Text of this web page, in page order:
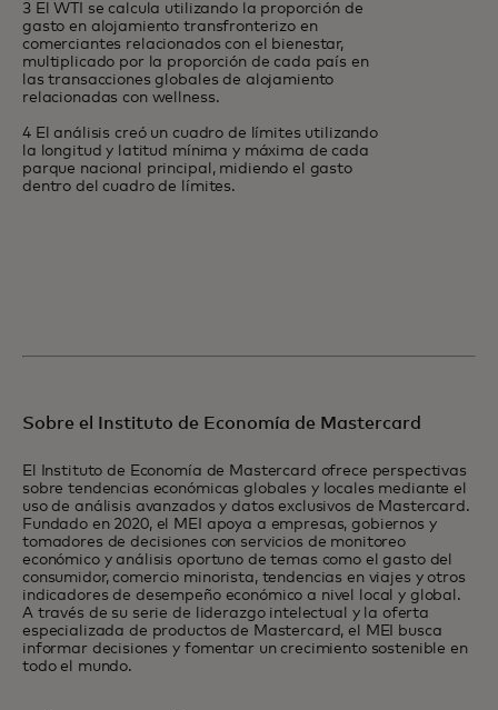
3 El WTI se calcula utilizando la proporción de
gasto en alojamiento transfronterizo en
comerciantes relacionados con el bienestar,
multiplicado por la proporción de cada país en
las transacciones globales de alojamiento
relacionadas con wellness.
4 El análisis creó un cuadro de límites utilizando
la longitud y latitud mínima y máxima de cada
parque nacional principal, midiendo el gasto
dentro del cuadro de límites.
Sobre el Instituto de Economía de Mastercard
El Instituto de Economía de Mastercard ofrece perspectivas
sobre tendencias económicas globales y locales mediante el
uso de análisis avanzados y datos exclusivos de Mastercard.
Fundado en 2020, el MEI apoya a empresas, gobiernos y
tomadores de decisiones con servicios de monitoreo
económico y análisis oportuno de temas como el gasto del
consumidor, comercio minorista, tendencias en viajes y otros
indicadores de desempeño económico a nivel local y global.
A través de su serie de liderazgo intelectual y la oferta
especializada de productos de Mastercard, el MEI busca
informar decisiones y fomentar un crecimiento sostenible en
todo el mundo.